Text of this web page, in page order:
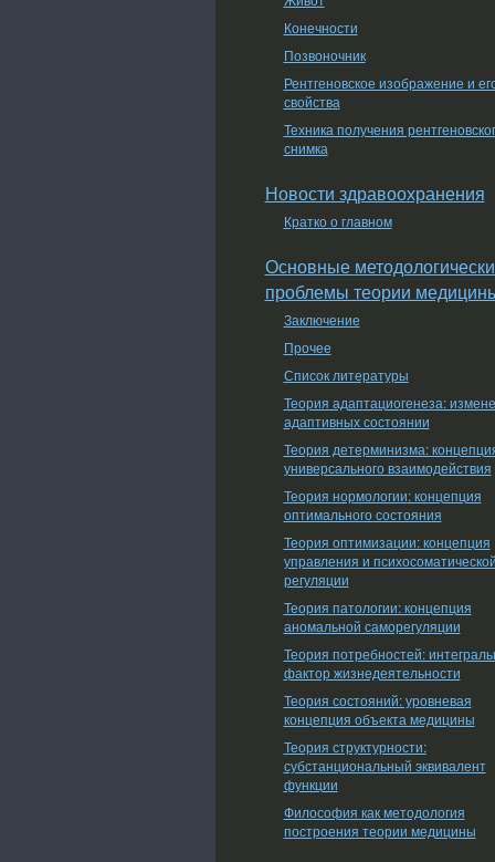
Конечности
Позвоночник
Рентгеновское изображение и
свойства
Техника получения
снимка
Новости здравоохранения
Кратко о главном
Основные
проблемы теории
Заключение
Прочее
Список литературы
Теория адаптациогенеза:
адаптивных состоянии
Теория детерминизма:
универсального взаимодействия
Теория нормологии: концепция
оптимального состояния
Теория оптимизации: концепция
управления и психосоматической
регуляции
Теория патологии: концепция
аномальной саморегуляции
Теория потребностей:
фактор жизнедеятельности
Теория состояний: уровневая
концепция объекта медицины
Теория структурности:
субстанциональный эквивалент
функции
Философия как методология
построения теории медицины